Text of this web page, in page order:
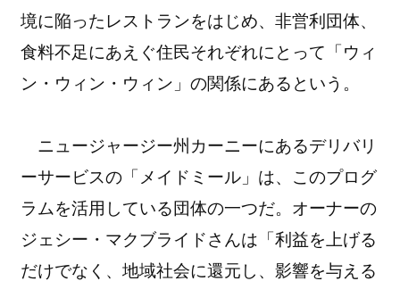
境に陥ったレストランをはじめ、非営利団体、
食料不足にあえぐ住民それぞれにとって
「ウィ
ン・ウィン・ウィン」の関係にあるという。
ニュージャージー州カーニーにあるデリバリ
ーサービスの「メイドミール」は、このプログ
ラムを活用している団体の一つだ。オーナーの
ジェシー・マクブライドさんは「利益を上げる
だけでなく、地域社会に還元し、影響を与える